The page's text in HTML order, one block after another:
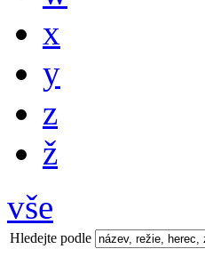
x
y
z
ž
vše
Hledejte podle